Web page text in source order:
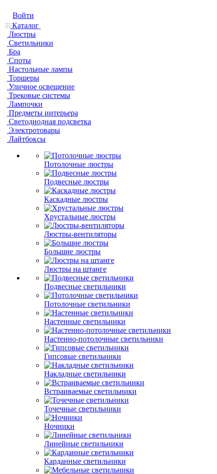
Войти
Каталог
Люстры
Светильники
Бра
Споты
Настольные лампы
Торшеры
Уличное освещение
Трековые системы
Лампочки
Предметы интерьера
Светодиодная подсветка
Электротовары
Лайтбоксы
Потолочные люстры
Подвесные люстры
Каскадные люстры
Хрустальные люстры
Люстры-вентиляторы
Большие люстры
Люстры на штанге
Подвесные светильники
Потолочные светильники
Настенные светильники
Настенно-потолочные светильники
Гипсовые светильники
Накладные светильники
Встраиваемые светильники
Точечные светильники
Ночники
Линейные светильники
Карданные светильники